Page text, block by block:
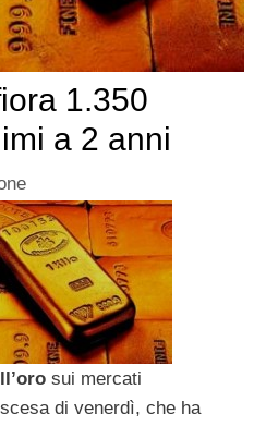
1.350
a 2 anni
sui mercati
di venerdì, che ha